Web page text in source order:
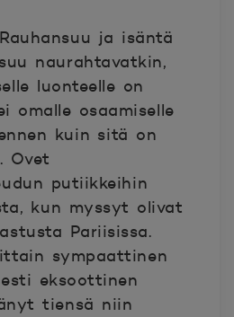
ja isäntä
naurahtavatkin,
luonteelle on
omalle osaamiselle
kuin sitä on
Ovet
putiikkeihin
kun myssyt olivat
Pariisissa.
sympaattinen
eksoottinen
tiensä niin